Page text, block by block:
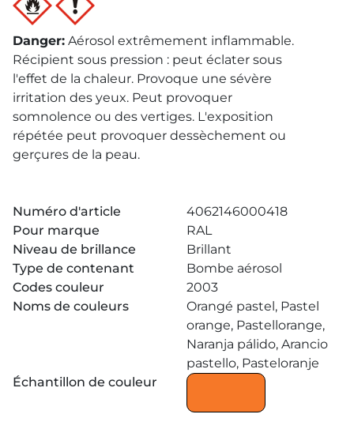
Danger: Aérosol extrêmement inflammable.
Récipient sous pression : peut éclater sous
l'effet de la chaleur. Provoque une sévère
irritation des yeux. Peut provoquer
somnolence ou des vertiges. L'exposition
répétée peut provoquer dessèchement ou
gerçures de la peau.
Numéro d'article
4062146000418
Pour marque
RAL
Niveau de brillance
Brillant
Type de contenant
Bombe aérosol
Codes couleur
2003
Noms de couleurs
Orangé pastel, Pastel
orange, Pastellorange,
Naranja pálido, Arancio
pastello, Pasteloranje
Échantillon de couleur